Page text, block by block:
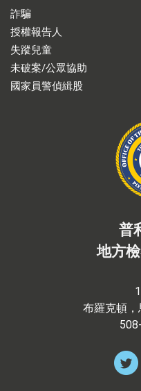
詐騙
授權報告人
失蹤兒童
未破案/公眾協助
國家員警偵緝股
普
地方
布羅克頓，